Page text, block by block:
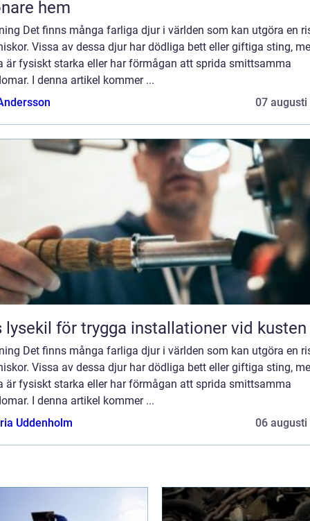
hem
Det finns många farliga djur i världen som kan utgöra en
Vissa av dessa djur har dödliga bett eller giftiga sting,
är fysiskt starka eller har förmågan att sprida smittsamma
I denna artikel kommer ...
07 augusti
lysekil för trygga installationer vid kusten
Det finns många farliga djur i världen som kan utgöra en
Vissa av dessa djur har dödliga bett eller giftiga sting,
är fysiskt starka eller har förmågan att sprida smittsamma
I denna artikel kommer ...
Uddenholm
06 augusti